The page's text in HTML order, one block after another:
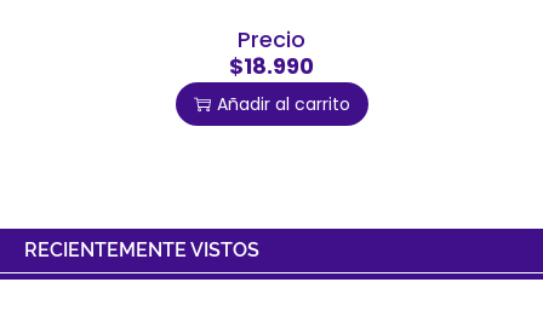
Precio
$18.990
Añadir al carrito
RECIENTEMENTE VISTOS